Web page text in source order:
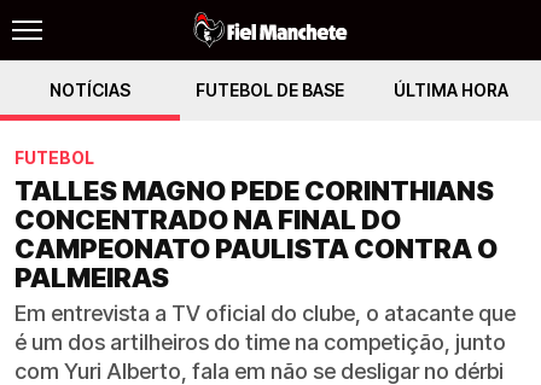
NOTÍCIAS FUTEBOL DE BASE ÚLTIMA HORA
FUTEBOL
TALLES MAGNO PEDE CORINTHIANS
CONCENTRADO NA FINAL DO
CAMPEONATO PAULISTA CONTRA O
PALMEIRAS
Em entrevista a TV oficial do clube, o atacante que
é um dos artilheiros do time na competição, junto
com Yuri Alberto, fala em não se desligar no dérbi